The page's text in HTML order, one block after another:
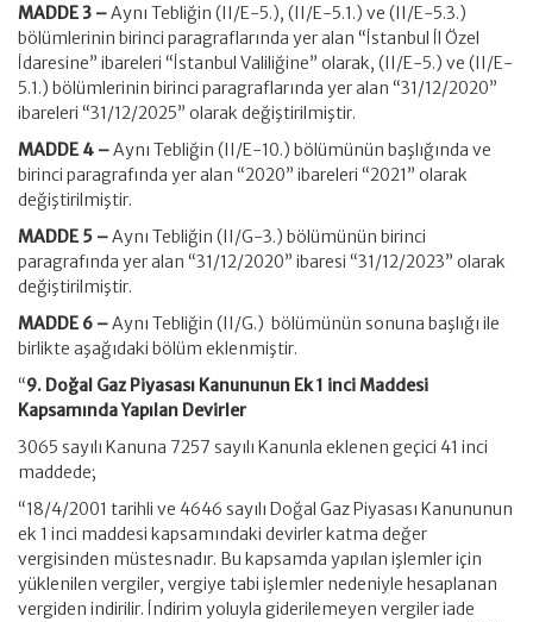
MADDE 3 –Aynı Tebliğin (II/E-5.), (II/E-5.1.) ve (II/E-5.3.)
bölümlerinin birinci paragraflarında yer alan “İstanbul İl Özel
İdaresine” ibareleri “İstanbul Valiliğine” olarak, (II/E-5.) ve (II/E-
5.1.) bölümlerinin birinci paragraflarında yer alan “31/12/2020”
ibareleri “31/12/2025” olarak değiştirilmiştir.
MADDE 4 –Aynı Tebliğin (II/E-10.) bölümünün başlığında ve
birinci paragrafında yer alan “2020” ibareleri “2021” olarak
değiştirilmiştir.
MADDE 5 –Aynı Tebliğin (II/G-3.) bölümünün birinci
paragrafında yer alan “31/12/2020” ibaresi “31/12/2023” olarak
değiştirilmiştir.
MADDE 6 –Aynı Tebliğin (II/G.) bölümünün sonuna başlığı ile
birlikte aşağıdaki bölüm eklenmiştir.
“9. Doğal Gaz Piyasası Kanununun Ek 1 inci Maddesi
Kapsamında Yapılan Devirler
3065 sayılı Kanuna 7257 sayılı Kanunla eklenen geçici 41 inci
maddede;
“18/4/2001 tarihli ve 4646 sayılı Doğal Gaz Piyasası Kanununun
ek 1 inci maddesi kapsamındaki devirler katma değer
vergisinden müstesnadır. Bu kapsamda yapılan işlemler için
yüklenilen vergiler, vergiye tabi işlemler nedeniyle hesaplanan
vergiden indirilir. İndirim yoluyla giderilemeyen vergiler iade